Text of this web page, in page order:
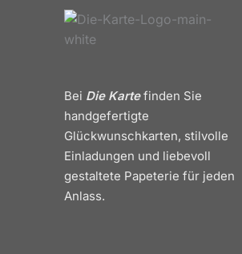
Bei Die Kartefinden Sie
handgefertigte
Glückwunschkarten, stilvolle
Einladungen und liebevoll
gestaltete Papeterie für jeden
Anlass.